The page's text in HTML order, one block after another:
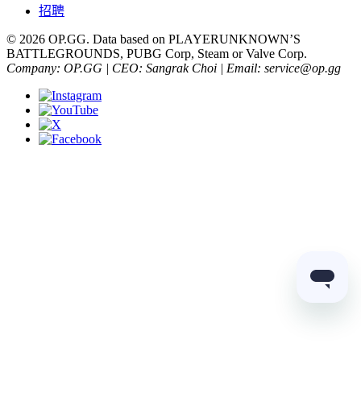
招聘
© 2026 OP.GG. Data based on PLAYERUNKNOWN’S
BATTLEGROUNDS, PUBG Corp, Steam or Valve Corp.
Company: OP.GG | CEO: Sangrak Choi | Email: service@op.gg